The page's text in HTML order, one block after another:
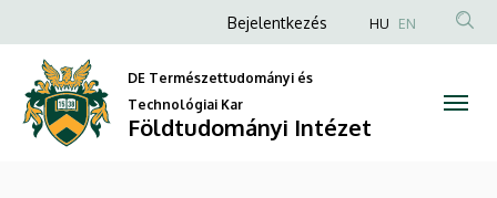
Dr.
Kozma
Gábor
a
tartalomra
Anonim
fiók
menüje
Bejelentkezés HU EN
DE Természettudományi és
Technológiai Kar
Földtudományi Intézet